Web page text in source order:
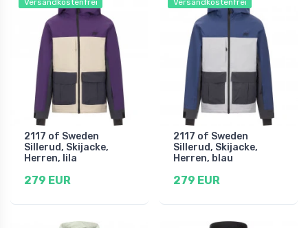
Versandkostenfrei
2117 of Sweden
Sillerud, Skijacke,
Herren, lila
279 EUR
Versandkostenfrei
2117 of Sweden
Sillerud, Skijacke,
Herren, blau
279 EUR